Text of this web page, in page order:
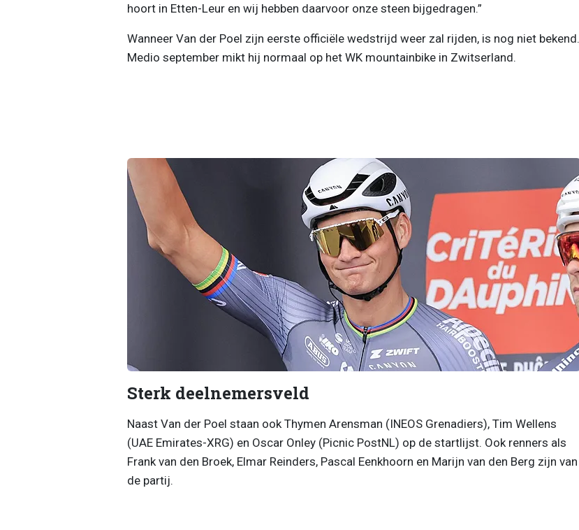
hoort in Etten-Leur en wij hebben daarvoor onze steen bijgedragen.”
Wanneer Van der Poel zijn eerste officiële wedstrijd weer zal rijden, is nog niet bekend.
Medio september mikt hij normaal op het WK mountainbike in Zwitserland.
Sterk deelnemersveld
Naast Van der Poel staan ook Thymen Arensman (INEOS Grenadiers), Tim Wellens
(UAE Emirates-XRG) en Oscar Onley (Picnic PostNL) op de startlijst. Ook renners als
Frank van den Broek, Elmar Reinders, Pascal Eenkhoorn en Marijn van den Berg zijn van
de partij.